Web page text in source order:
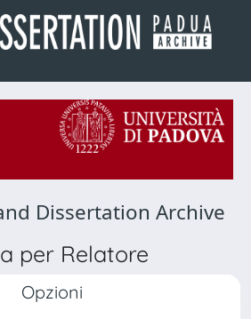
Dissertation Archive
per Relatore
Opzioni